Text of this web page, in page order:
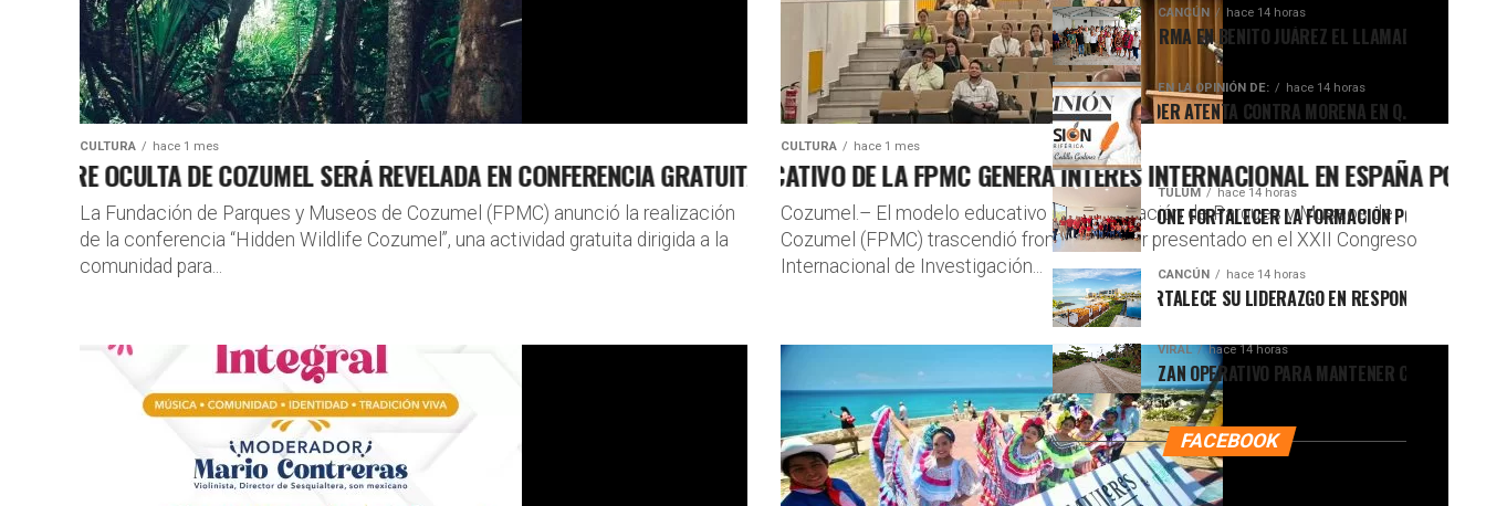
CULTURA hace 1 mes
OCULTA DE COZUMEL SERÁ REVELADA EN CONFERENCIA GRATUITA DE LA FPMC
La Fundación de Parques y Museos de Cozumel (FPMC) anunció la realización
de la conferencia “Hidden Wildlife Cozumel”, una actividad gratuita dirigida a la
comunidad para...
CULTURA hace 1 mes
MODELO EDUCATIVO DE LA FPMC GENERA INTERÉS INTERNACIONAL EN ESPAÑA POR
Cozumel.– El modelo educativo de la Fundación de Parques y Museos de
Cozumel (FPMC) trascendió fronteras al ser presentado en el XXII Congreso
Internacional de Investigación...
CANCÚN hace 14 horas
RAFA MARÍN REAFIRMA EN BENITO JUÁREZ EL LLAMADO A DEFENDER
EN LA OPINIÓN DE: hace 14 horas
LUCHA POR EL PODER ATENTA CONTRA MORENA EN Q.ROO
TULUM hace 14 horas
HUGO ALDAY PROPONE FORTALECER LA FORMACIÓN POLÍTICA CON
CANCÚN hace 14 horas
GRUPO BRISAS FORTALECE SU LIDERAZGO EN RESPONSABILIDAD
VIRAL hace 14 horas
BRIGADAS REFUERZAN OPERATIVO PARA MANTENER CALLES
FACEBOOK